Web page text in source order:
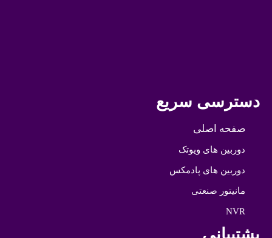
دسترسی سریع
صفحه اصلی
دوربین های ویوتک
دوربین های پادمکس
مانیتور صنعتی
NVR
پشتیبانی